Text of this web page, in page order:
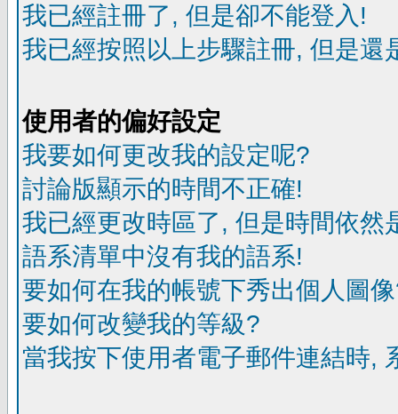
我已經註冊了, 但是卻不能登入!
我已經按照以上步驟註冊, 但是還
使用者的偏好設定
我要如何更改我的設定呢?
討論版顯示的時間不正確!
我已經更改時區了, 但是時間依然
語系清單中沒有我的語系!
要如何在我的帳號下秀出個人圖
要如何改變我的等級?
當我按下使用者電子郵件連結時,